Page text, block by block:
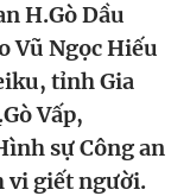
biết
H.Gò Dầu
Vũ Ngọc Hiếu
tỉnh Gia
Vấp,
sự Công an
vi giết người.